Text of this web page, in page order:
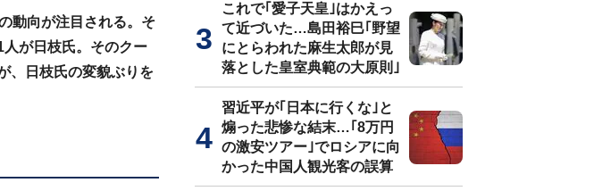
動向が注目される。そ
が日枝氏。そのクー
、日枝氏の変貌ぶりを
これで｢愛子天皇｣はかえっ
て近づいた…島田裕巳｢野望
にとらわれた麻生太郎が見
落とした皇室典範の大原則｣
習近平が｢日本に行くな｣と
煽った悲惨な結末…｢8万円
の激安ツアー｣でロシアに向
かった中国人観光客の誤算